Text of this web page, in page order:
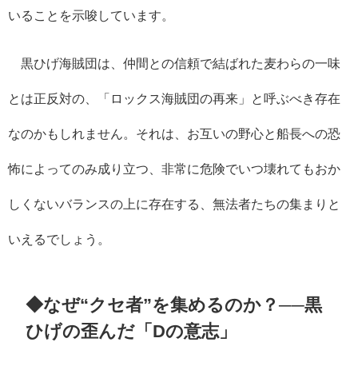
いることを示唆しています。
黒ひげ海賊団は、仲間との信頼で結ばれた麦わらの一味
とは正反対の、「ロックス海賊団の再来」と呼ぶべき存在
なのかもしれません。それは、お互いの野心と船長への恐
怖によってのみ成り立つ、非常に危険でいつ壊れてもおか
しくないバランスの上に存在する、無法者たちの集まりと
いえるでしょう。
◆なぜ“クセ者”を集めるのか？──黒
ひげの歪んだ「Dの意志」